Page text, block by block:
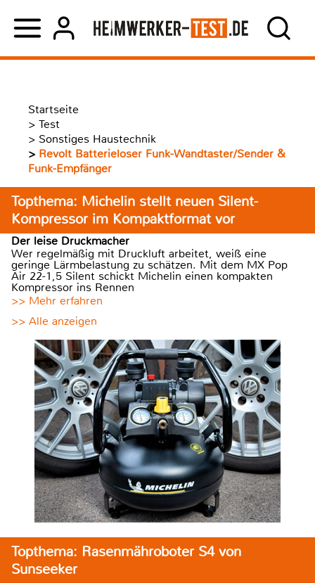
Startseite
> Test
> Sonstiges Haustechnik
> Revolt Batterieloser Funk-Wandtaster/Sender &
Funk-Empfänger
Topthema: Michelin stellt neuen Silent-
Kompressor im Kompaktformat vor
Der leise Druckmacher
Wer regelmäßig mit Druckluft arbeitet, weiß eine
geringe Lärmbelastung zu schätzen. Mit dem MX Pop
Air 22-1,5 Silent schickt Michelin einen kompakten
Kompressor ins Rennen
>> Mehr erfahren
>> Alle anzeigen
Topthema: Rasenmähroboter S4 von
Sunseeker